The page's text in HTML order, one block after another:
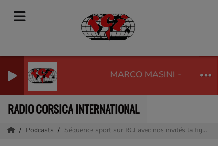
MARCO MASINI -
RADIO CORSICA INTERNATIONAL
Podcasts Séquence sport sur RCI avec nos invités la fighteuse MMA Maria Casanova et son entraineur et responsable du club MMA KTP Scola, Fred Boigeol